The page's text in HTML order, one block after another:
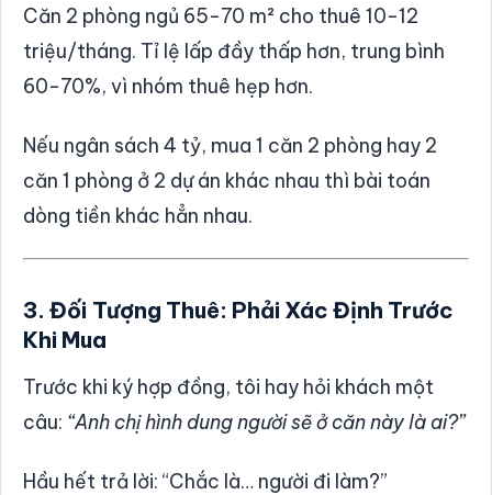
Căn 2 phòng ngủ 65-70 m² cho thuê 10-12
triệu/tháng. Tỉ lệ lấp đầy thấp hơn, trung bình
60-70%, vì nhóm thuê hẹp hơn.
Nếu ngân sách 4 tỷ, mua 1 căn 2 phòng hay 2
căn 1 phòng ở 2 dự án khác nhau thì bài toán
dòng tiền khác hẳn nhau.
3. Đối Tượng Thuê: Phải Xác Định Trước
Khi Mua
Trước khi ký hợp đồng, tôi hay hỏi khách một
câu: “Anh chị hình dung người sẽ ở căn này là ai?”
Hầu hết trả lời: “Chắc là… người đi làm?”